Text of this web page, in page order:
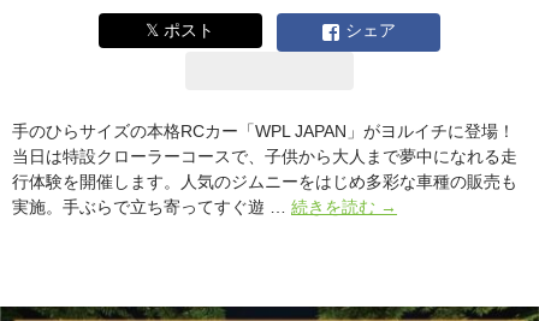
チ
2026
𝕏 ポスト シェア
手のひらサイズの本格RCカー「WPL JAPAN」がヨルイチに登場！
当日は特設クローラーコースで、子供から大人まで夢中になれる走
行体験を開催します。人気のジムニーをはじめ多彩な車種の販売も
実施。手ぶらで立ち寄ってすぐ遊 … 続きを読む 手
サ
→